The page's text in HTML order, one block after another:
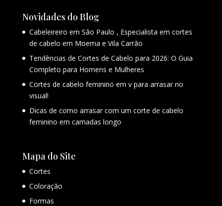
Novidades do Blog
Cabeleireiro em São Paulo , Especialista em cortes
de cabelo em Moema e Vila Carrão
Tendências de Cortes de Cabelo para 2026: O Guia
Completo para Homens e Mulheres
Cortes de cabelo feminino em v para arrasar no
visual!
Dicas de como arrasar com um corte de cabelo
feminino em camadas longo
Mapa do Site
Cortes
Coloração
Formas